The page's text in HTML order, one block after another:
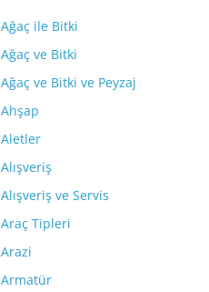
Ağaç ile Bitki
Ağaç ve Bitki
Ağaç ve Bitki ve Peyzaj
Ahşap
Aletler
Alışveriş
Alışveriş ve Servis
Araç Tipleri
Arazi
Armatür